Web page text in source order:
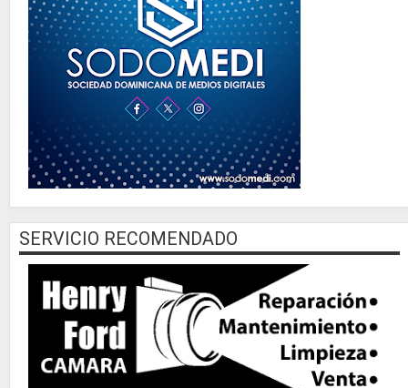
SERVICIO RECOMENDADO